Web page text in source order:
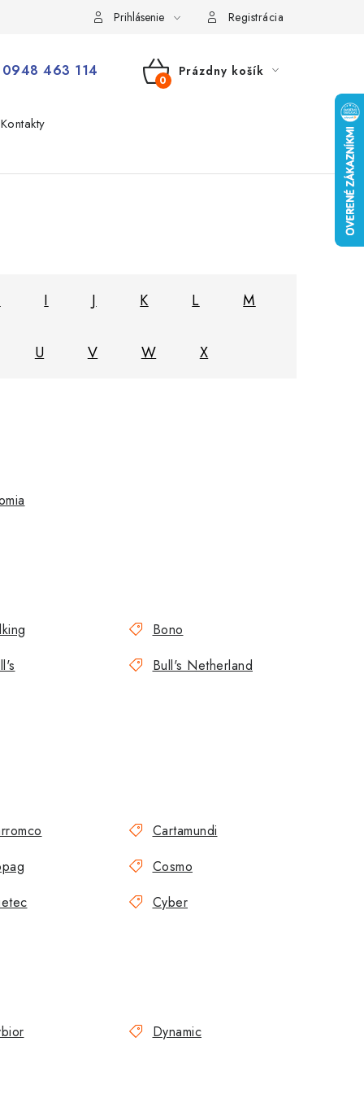
Prihlásenie Registrácia
463 114
NÁKUPNÝ
Prázdny košík
Kontakty
I J K L M
U V W X
Bono
Bull's Netherland
Cartamundi
Cosmo
Cyber
Dynamic